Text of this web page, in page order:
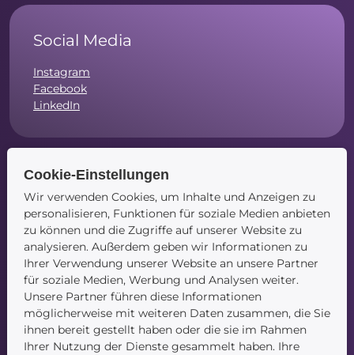
Social Media
Instagram
Facebook
LinkedIn
Navigation
Startseite
Blog
Kontakt
Cookie-Einstellungen
Wir verwenden Cookies, um Inhalte und Anzeigen zu
personalisieren, Funktionen für soziale Medien anbieten
zu können und die Zugriffe auf unserer Website zu
analysieren. Außerdem geben wir Informationen zu
Ihrer Verwendung unserer Website an unsere Partner
für soziale Medien, Werbung und Analysen weiter.
Unsere Partner führen diese Informationen
möglicherweise mit weiteren Daten zusammen, die Sie
ihnen bereit gestellt haben oder die sie im Rahmen
Ihrer Nutzung der Dienste gesammelt haben. Ihre